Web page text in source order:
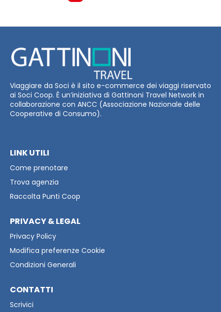
Viaggiare da Soci è il sito e-commerce dei viaggi riservato
ai Soci Coop. È un’iniziativa di Gattinoni Travel Network in
collaborazione con ANCC (Associazione Nazionale delle
Cooperative di Consumo).
LINK UTILI
Come prenotare
Trova agenzia
Raccolta Punti Coop
PRIVACY & LEGAL
Privacy Policy
Modifica preferenze Cookie
Condizioni Generali
CONTATTI
Scrivici